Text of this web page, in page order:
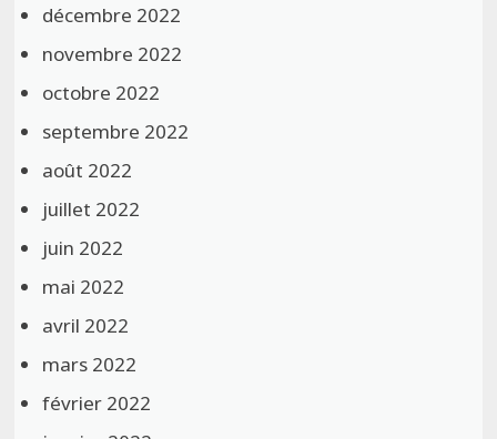
décembre 2022
novembre 2022
octobre 2022
septembre 2022
août 2022
juillet 2022
juin 2022
mai 2022
avril 2022
mars 2022
février 2022